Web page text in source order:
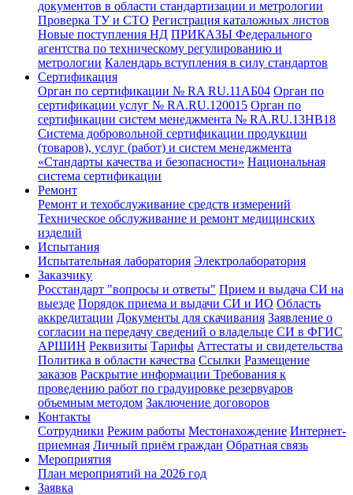
документов в области стандартизации и метрологии
Проверка ТУ и СТО Регистрация каталожных листов
Новые поступления НД ПРИКАЗЫ Федерального
агентства по техническому регулированию и
метрологии Календарь вступления в силу стандартов
Сертификация
Орган по сертификации № RA RU.11АБ04 Орган по
сертификации услуг № RA.RU.120015 Орган по
сертификации систем менеджмента № RA.RU.13HB18
Система добровольной сертификации продукции
(товаров), услуг (работ) и систем менеджмента
«Стандарты качества и безопасности» Национальная
система сертификации
Ремонт
Ремонт и техобслуживание средств измерений
Техническое обслуживание и ремонт медицинских
изделий
Испытания
Испытательная лаборатория Электролаборатория
Заказчику
Росстандарт "вопросы и ответы" Прием и выдача СИ на
выезде Порядок приема и выдачи СИ и ИО Область
аккредитации Документы для скачивания Заявление о
согласии на передачу сведений о владельце СИ в ФГИС
АРШИН Реквизиты Тарифы Аттестаты и свидетельства
Политика в области качества Ссылки Размещение
заказов Раскрытие информации Требования к
проведению работ по градуировке резервуаров
объемным методом Заключение договоров
Контакты
Сотрудники Режим работы Местонахождение Интернет-
приемная Личный приём граждан Обратная связь
Мероприятия
План мероприятий на 2026 год
Заявка